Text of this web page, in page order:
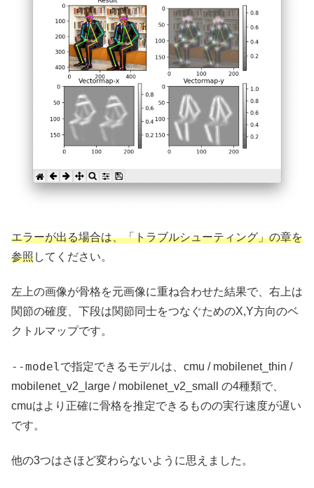
エラーが出る場合は、「トラブルシューティング」の章を
参照してください。
左上の画像が骨格を元画像に重ね合わせた結果で、右上は
関節の確度、下段は関節同士をつなぐためのX,Y方向のベ
クトルマップです。
--model で指定できるモデルは、cmu / mobilenet_thin /
mobilenet_v2_large / mobilenet_v2_small の4種類で、
cmuはより正確に骨格を推定できるものの実行速度が遅い
です。
他の3つはさほど変わらないように思えました。